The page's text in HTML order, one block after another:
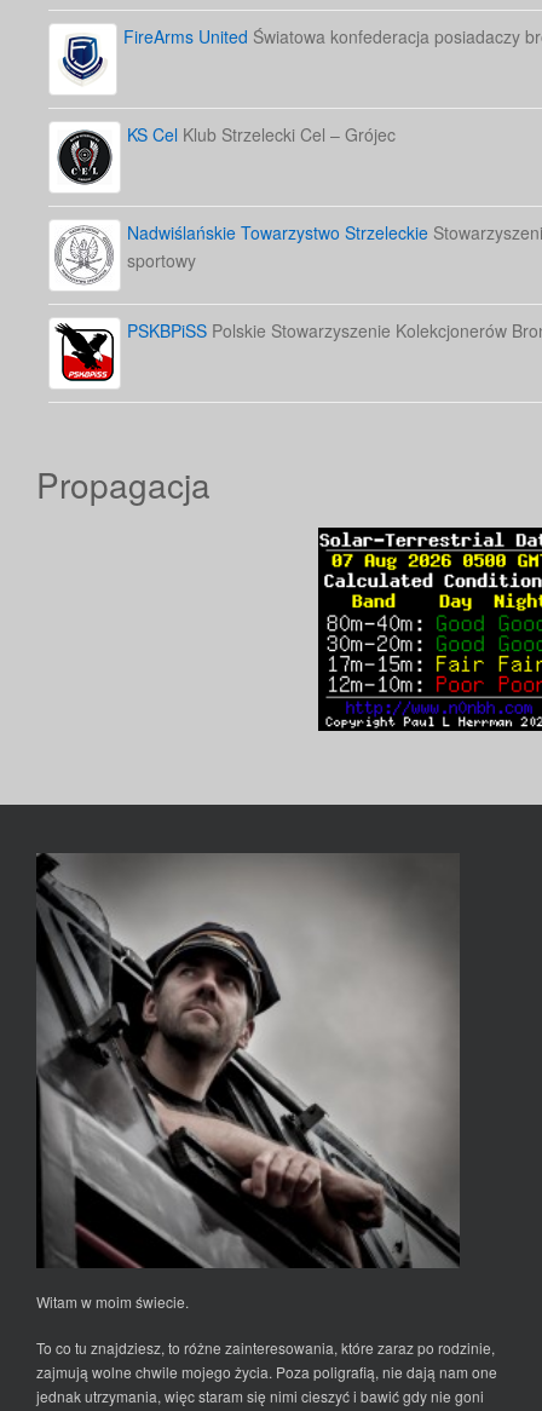
FireArms United Światowa konfederacja posiadaczy
KS Cel Klub Strzelecki Cel – Grójec
Nadwiślańskie Towarzystwo Strzeleckie
sportowy
PSKBPiSS Polskie Stowarzyszenie Kolekcjonerów
Propagacja
Witam w moim świecie.
To co tu znajdziesz, to różne zainteresowania, które zaraz po rodzinie,
zajmują wolne chwile mojego życia. Poza poligrafią, nie dają nam one
jednak utrzymania, więc staram się nimi cieszyć i bawić gdy nie goni